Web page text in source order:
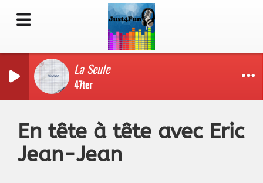
La Seule
47ter
En tête à tête avec Eric
Jean-Jean